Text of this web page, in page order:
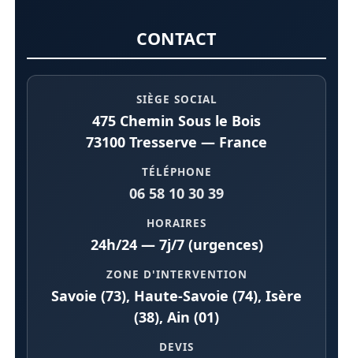
CONTACT
SIÈGE SOCIAL
475 Chemin Sous le Bois
73100 Tresserve — France
TÉLÉPHONE
06 58 10 30 39
HORAIRES
24h/24 — 7j/7 (urgences)
ZONE D'INTERVENTION
Savoie (73), Haute-Savoie (74), Isère
(38), Ain (01)
DEVIS